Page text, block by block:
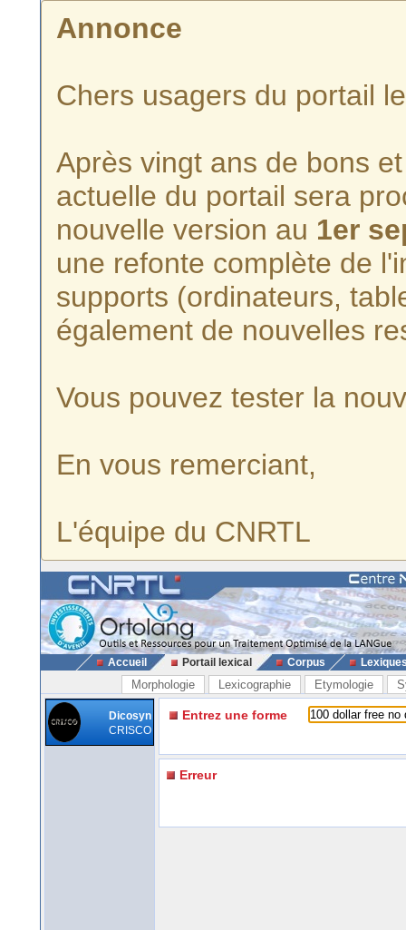
Annonce
Chers usagers du portail
Après vingt ans de bons
actuelle du portail sera
nouvelle version au 1er
une refonte complète de
supports (ordinateurs,
également de nouvelles
Vous pouvez tester la
En vous remerciant,
L'équipe du CNRTL
Accueil Portail lexical Corpus
Morphologie Lexicographie Etymologie
Dicosyn
CRISCO
Entrez une forme
Erreur